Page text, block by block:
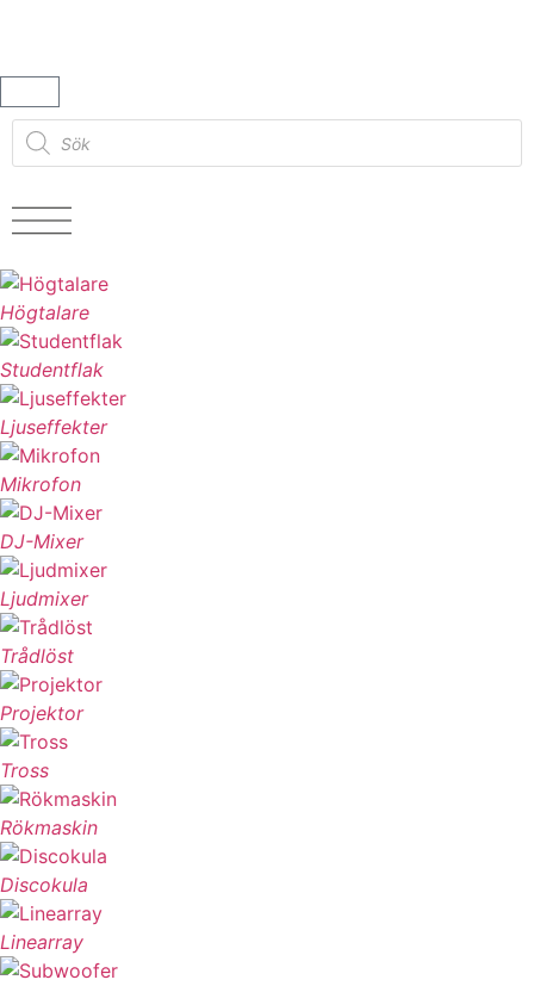
Högtalare
Studentflak
Ljuseffekter
Mikrofon
DJ-Mixer
Ljudmixer
Trådlöst
Projektor
Tross
Rökmaskin
Discokula
Linearray